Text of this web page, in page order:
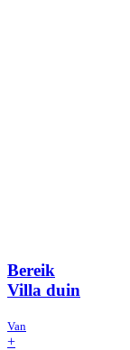
Bereik
Villa duin
Van
+